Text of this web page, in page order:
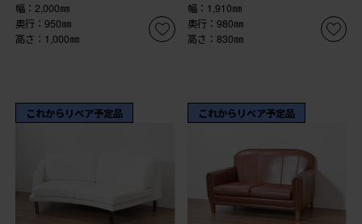
幅：2,000㎜
奥行：950㎜
高さ：1,000㎜
幅：1,910㎜
奥行：980㎜
高さ：830㎜
これからリペア予定品 これからリペア予定品